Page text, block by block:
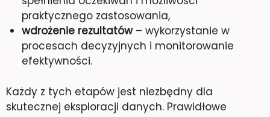
praktycznego zastosowania,
wdrożenie rezultatów– wykorzystanie w
procesach decyzyjnych i monitorowanie
efektywności.
Każdy z tych etapów jest niezbędny dla
skutecznej eksploracji danych. Prawidłowe